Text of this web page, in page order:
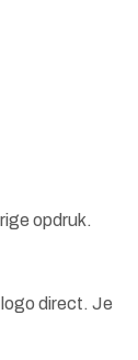
opdruk.
direct. Je